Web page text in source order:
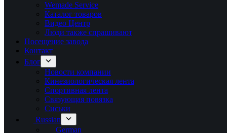
Wemade Service
Каталог товаров
Видео Центр
Люди также спрашивают
Посещение завода
Контакт
Блог
Новости компании
Кинезиологическая лента
Спортивная лента
Связующая повязка
Сиськи
Russian
German